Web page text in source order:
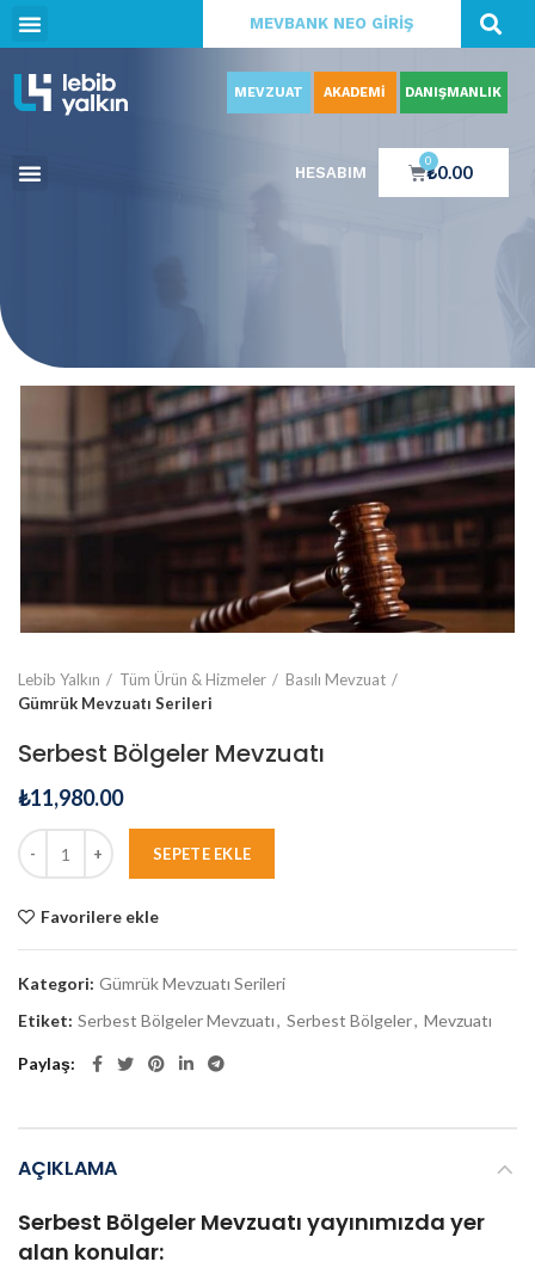
MEVBANK NEO GİRİŞ
MEVZUAT AKADEMİ DANIŞMANLIK
HESABIM ₺0.00
0
Lebib Yalkın Tüm Ürün & Hizmeler
Basılı Mevzuat
Gümrük Mevzuatı Serileri
Serbest Bölgeler Mevzuatı
₺11,980.00
SEPETE EKLE
Favorilere ekle
Kategori: Gümrük Mevzuatı Serileri
Etiket: Serbest Bölgeler Mevzuatı, Serbest Bölgeler, Mevzuatı
Paylaş
AÇIKLAMA
Serbest Bölgeler Mevzuatı yayınımızda yer
alan konular: